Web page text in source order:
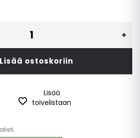
Lisää ostoskoriin
Lisää
toivelistaan